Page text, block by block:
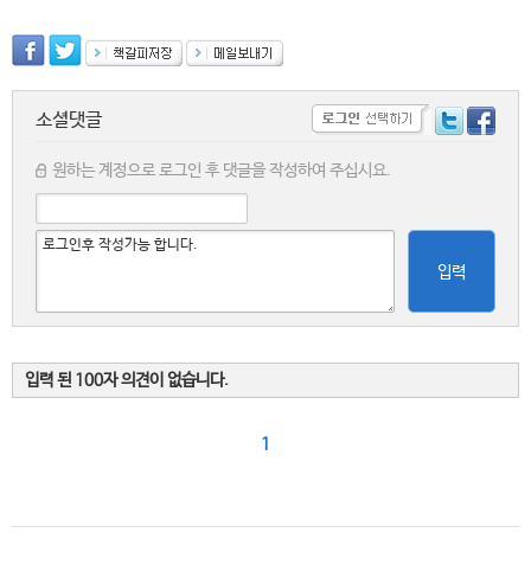
소셜댓글
원하는 계정으로 로그인 후 댓글을 작성하여 주십시요.
입력
입력 된 100자 의견이 없습니다.
1